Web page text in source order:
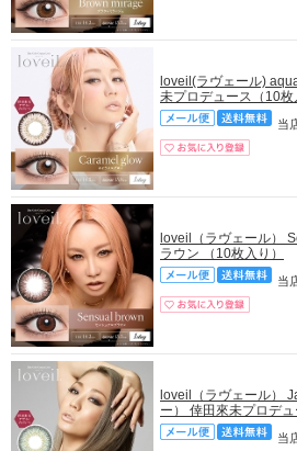
loveil(ラヴェール)
未プロデュース（10枚
当
loveil（ラヴェール）
ラウン （10枚入り）
当
loveil（ラヴェール）
ー） 倖田來未プロデュ
当